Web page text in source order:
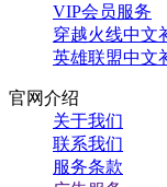
VIP会员服务
穿越火线中文
英雄联盟中文
官网介绍
关于我们
联系我们
服务条款